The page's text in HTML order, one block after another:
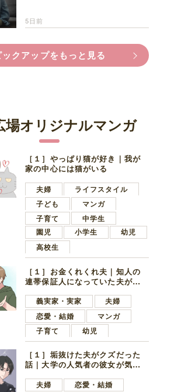
5日前
ックアップをもっと見る
場オリジナルマンガ
［１］やっぱり猫が好き｜我が
家の中心には猫がいる
夫婦
ライフスタイル
子ども
マンガ
子育て
中学生
園児
小学生
幼児
高校生
［１］お金くれくれ夫｜知人の
連帯保証人になっていた夫が家
言ってきた
義実家・実家
夫婦
恋愛・結婚
マンガ
子育て
幼児
［１］垢抜けた夫がクズだった
話｜大学の人気者の彼女が気に
子学生
夫婦
恋愛・結婚